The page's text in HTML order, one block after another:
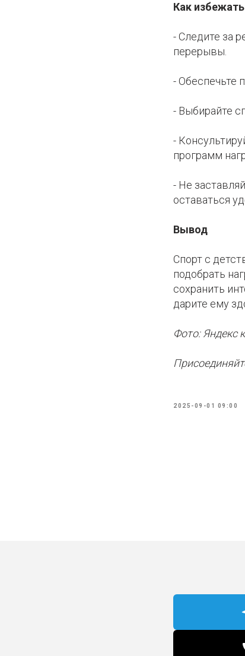
Как
- Следите за
перерывы.
- Обеспечьте
- Выбирайте
-
программ
- Не
оставаться
Вывод
Спорт с
подобрать
сохранить
дарите ему
Фото: Яндекс
2025-09-01 09:00